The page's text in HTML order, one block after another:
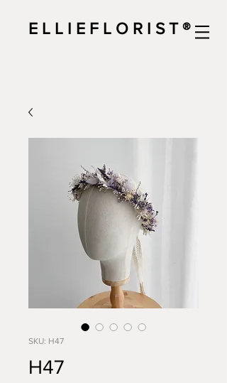
E L L I E F L O R I S T ®
SKU: H47
H47